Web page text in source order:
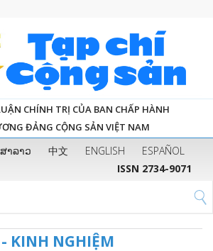
CHÍNH TRỊ CỦA BAN CHẤP HÀNH
ĐẢNG CỘNG SẢN VIỆT NAM
າລາວ 中文 ENGLISH
ESPAÑOL
ISSN 2734-9071
KINH NGHIỆM